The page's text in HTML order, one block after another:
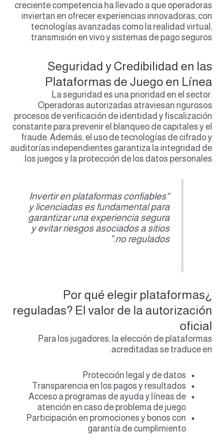
creciente competencia ha llevado a que operadoras
inviertan en ofrecer experiencias innovadoras, con
tecnologías avanzadas como la realidad virtual,
transmisión en vivo y sistemas de pago seguros.
Seguridad y Credibilidad en las
Plataformas de Juego en Línea
La seguridad es una prioridad en el sector.
Operadoras autorizadas atraviesan rigurosos
procesos de verificación de identidad y fiscalización
constante para prevenir el blanqueo de capitales y el
fraude. Además, el uso de tecnologías de cifrado y
auditorías independientes garantiza la integridad de
los juegos y la protección de los datos personales.
“Invertir en plataformas confiables
y licenciadas es fundamental para
garantizar una experiencia segura
y evitar riesgos asociados a sitios
no regulados.”
¿Por qué elegir plataformas
reguladas? El valor de la autorización
oficial
Para los jugadores, la elección de plataformas
acreditadas se traduce en:
Protección legal y de datos
Transparencia en los pagos y resultados
Acceso a programas de ayuda y líneas de
atención en caso de problema de juego
Participación en promociones y bonos con
garantía de cumplimiento